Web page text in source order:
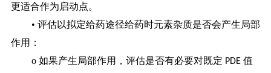
更适合作为启动点。
• 评估以拟定给药途径给药时元素杂质是否会产生局部
作用：
ο 如果产生局部作用，评估是否有必要对既定 PDE 值